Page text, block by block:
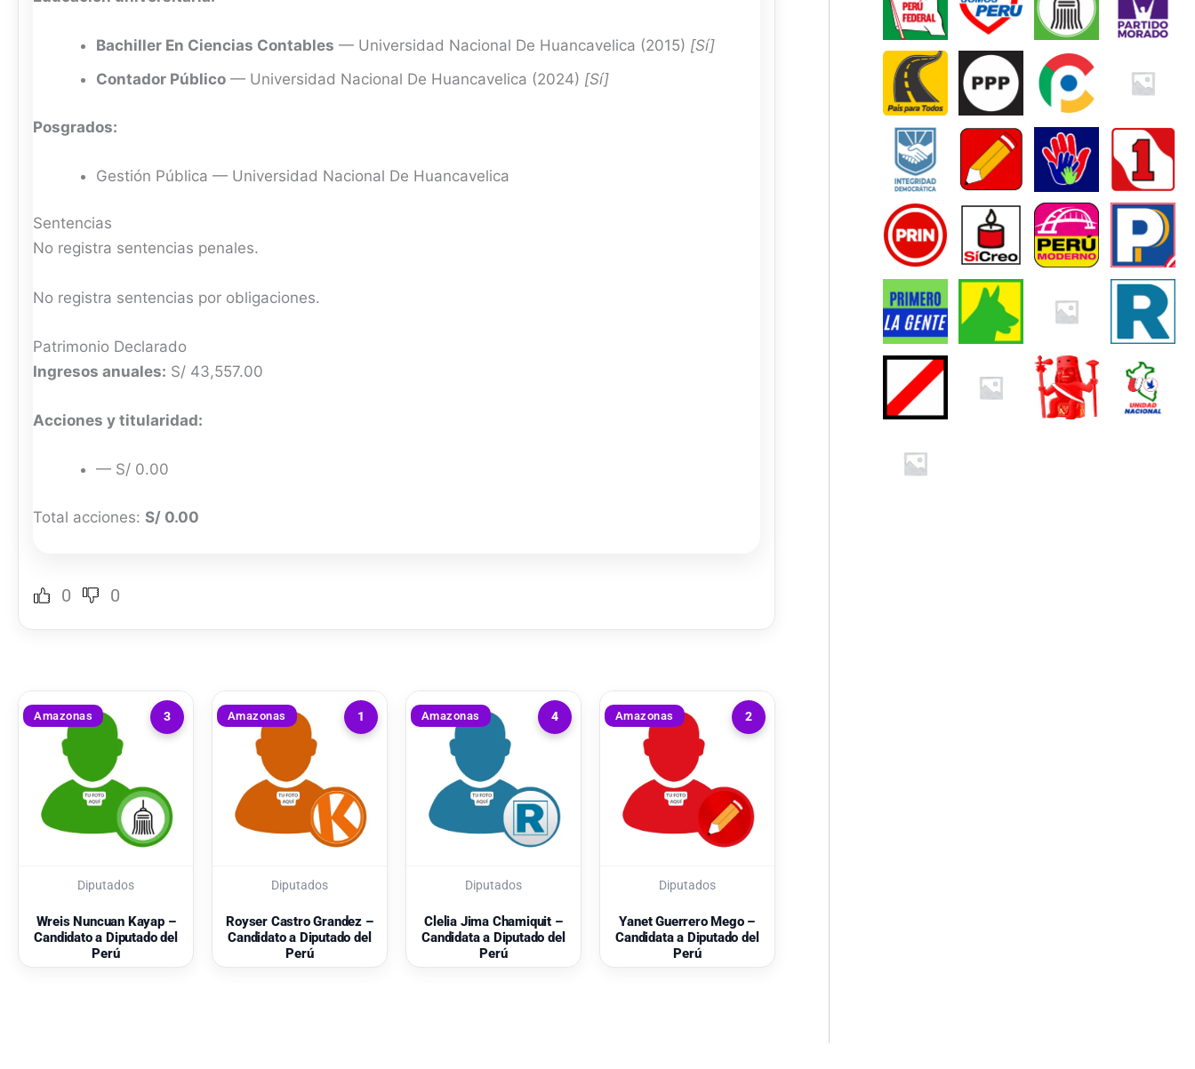
Bachiller En Ciencias Contables — Universidad Nacional De Huancavelica (2015) [Sí]
Contador Público — Universidad Nacional De Huancavelica (2024) [Sí]
Posgrados:
Gestión Pública — Universidad Nacional De Huancavelica
Sentencias
No registra sentencias penales.
No registra sentencias por obligaciones.
Patrimonio Declarado
Ingresos anuales: S/ 43,557.00
Acciones y titularidad:
— S/ 0.00
Total acciones: S/ 0.00
0 0
3
Amazonas
Diputados
Wreis Nuncuan Kayap –
Candidato a Diputado del
Perú
1
Amazonas
Diputados
Royser Castro Grandez –
Candidato a Diputado del
Perú
4
Amazonas
Diputados
Clelia Jima Chamiquit –
Candidata a Diputado del
Perú
2
Amazonas
Diputados
Yanet Guerrero Mego –
Candidata a Diputado del
Perú